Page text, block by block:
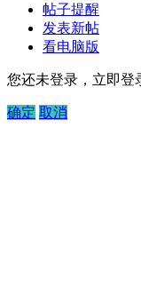
帖子提醒
发表新帖
看电脑版
您还未登录，立即登
确定 取消